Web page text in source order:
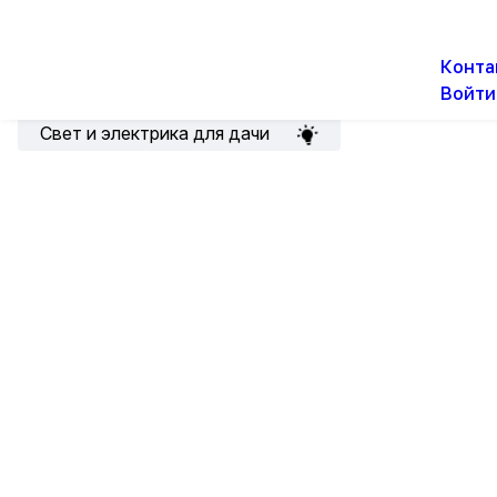
Свет и электрика для дачи